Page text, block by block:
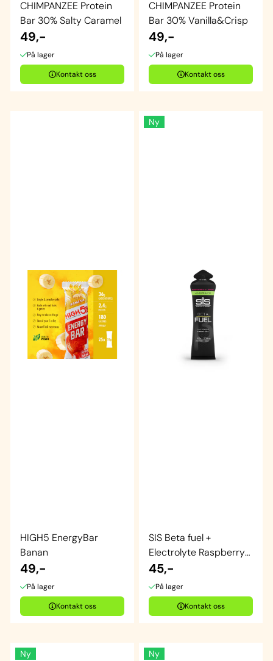
CHIMPANZEE Protein
Bar 30% Salty Caramel
49,-
På lager
Kontakt oss
CHIMPANZEE Protein
Bar 30% Vanilla&Crisp
49,-
På lager
Kontakt oss
HIGH5 EnergyBar
Banan
49,-
På lager
Kontakt oss
Ny
SIS Beta fuel +
Electrolyte Raspberry
& Lemon Gel ...
45,-
På lager
Kontakt oss
Ny Ny